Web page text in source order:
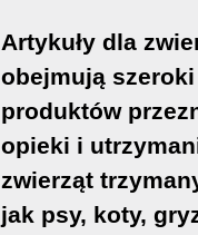
Artykuły dla
obejmują
produktów
opieki i
zwierząt
jak psy, koty,